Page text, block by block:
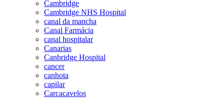
Cambridge
Cambridge NHS Hospital
canal da mancha
Canal Farmácia
canal hospitalar
Canarias
Canbridge Hospital
cancer
canhota
capilar
Carcacavelos